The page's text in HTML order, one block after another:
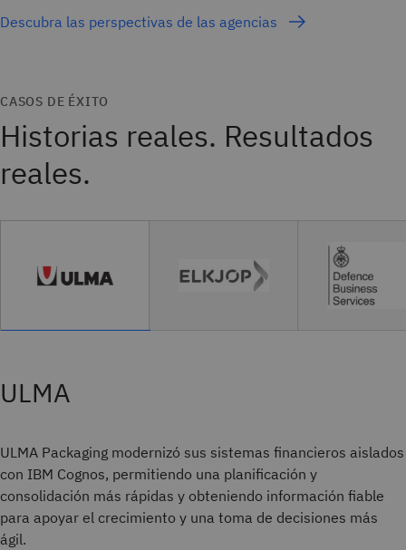
Descubra las perspectivas de las agencias
CASOS DE ÉXITO
Historias reales. Resultados
reales.
ULMA
ULMA Packaging modernizó sus sistemas financieros aislados
con IBM Cognos, permitiendo una planificación y
consolidación más rápidas y obteniendo información fiable
para apoyar el crecimiento y una toma de decisiones más
ágil.